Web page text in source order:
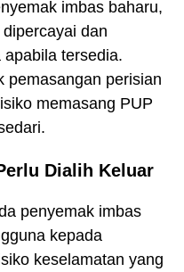
imbas baharu,
dan
tersedia.
pemasangan perisian
memasang PUP
Dialih Keluar
penyemak imbas
kepada
keselamatan yang